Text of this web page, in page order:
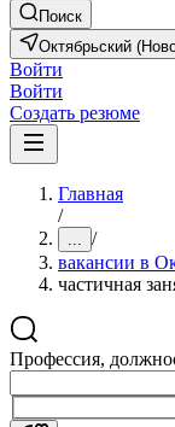
Поиск
Октябрьский
Войти
Войти
Создать резюме
Главная
/
... /
вакансии в
частичная
Профессия,